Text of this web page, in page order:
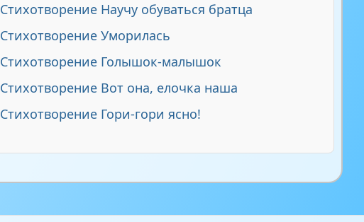
Стихотворение Научу обуваться братца
Стихотворение Уморилась
Стихотворение Голышок-малышок
Стихотворение Вот она, елочка наша
Стихотворение Гори-гори ясно!